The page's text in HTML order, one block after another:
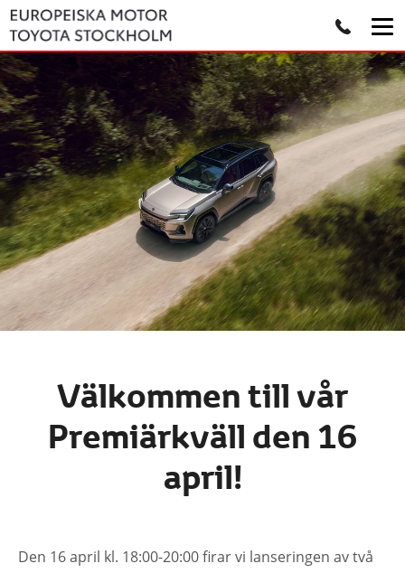
Välkommen till vår
Premiärkväll den 16
april!
Den 16 april kl. 18:00-20:00 firar vi lanseringen av två